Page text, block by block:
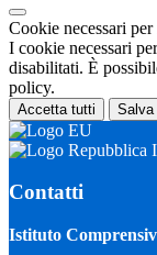
Cookie necessari
I cookie necessari
disabilitati. È
policy.
Accetta tutti Salva
Contatti
Istituto